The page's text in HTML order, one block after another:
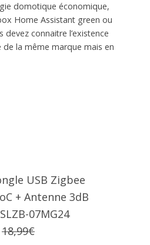
domotique économique,
Home Assistant green ou
devez connaitre l’existence
la même marque mais en
USB Zigbee
+ Antenne 3dB
07MG24
18,99€